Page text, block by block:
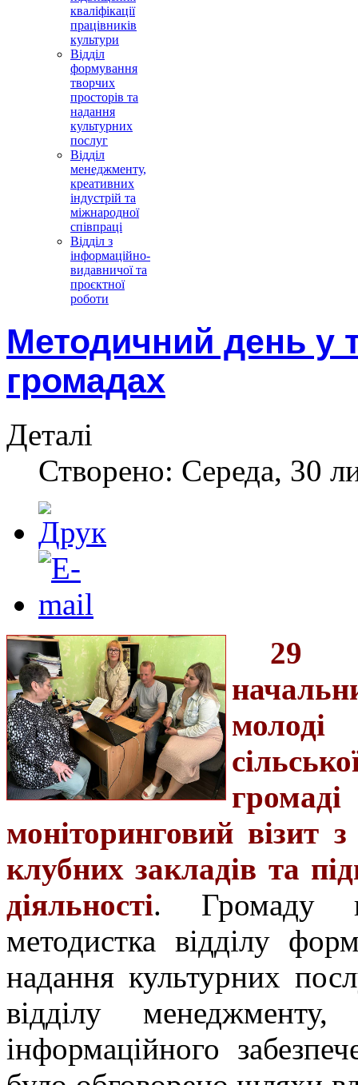
кваліфікації
працівників
культури
Відділ
формування
творчих
просторів та
надання
культурних
послуг
Відділ
менеджменту,
креативних
індустрій та
міжнародної
співпраці
Відділ з
інформаційно-
видавничої та
проєктної
роботи
Методичний день у
громадах
Деталі
Створено: Середа, 30
29
моніторинговий візит
клубних закладів та
діяльності. Громаду
методистка відділу
надання культурних
відділу
інформаційного